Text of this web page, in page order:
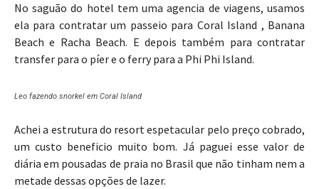
No saguão do hotel tem uma agencia de viagens, usamos
ela para contratar um passeio para Coral Island , Banana
Beach e Racha Beach. E depois também para contratar
transfer para o píer e o ferry para a Phi Phi Island.
Leo fazendo snorkel em Coral Island
Achei a estrutura do resort espetacular pelo preço cobrado,
um custo beneficio muito bom. Já paguei esse valor de
diária em pousadas de praia no Brasil que não tinham nem a
metade dessas opções de lazer.